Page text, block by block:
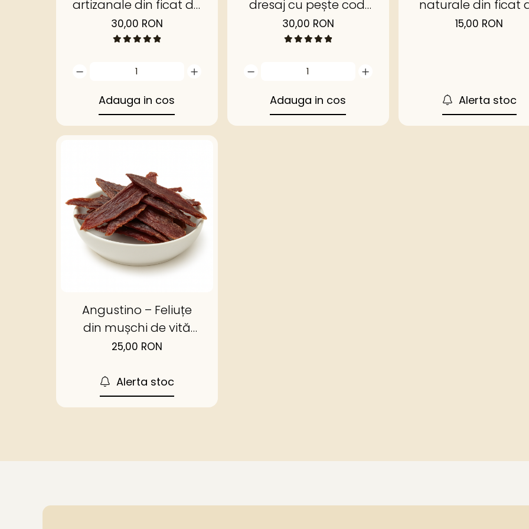
artizanale din ficat de
vită Angus
30,00 RON
Adauga in cos
dresaj cu pește cod,
dovleac și ovaz
30,00 RON
Adauga in cos
naturale din ficat
vită deshidratat
15,00 RON
Alerta stoc
Angustino – Feliuțe
din mușchi de vită
Angus deshidratat
25,00 RON
Alerta stoc